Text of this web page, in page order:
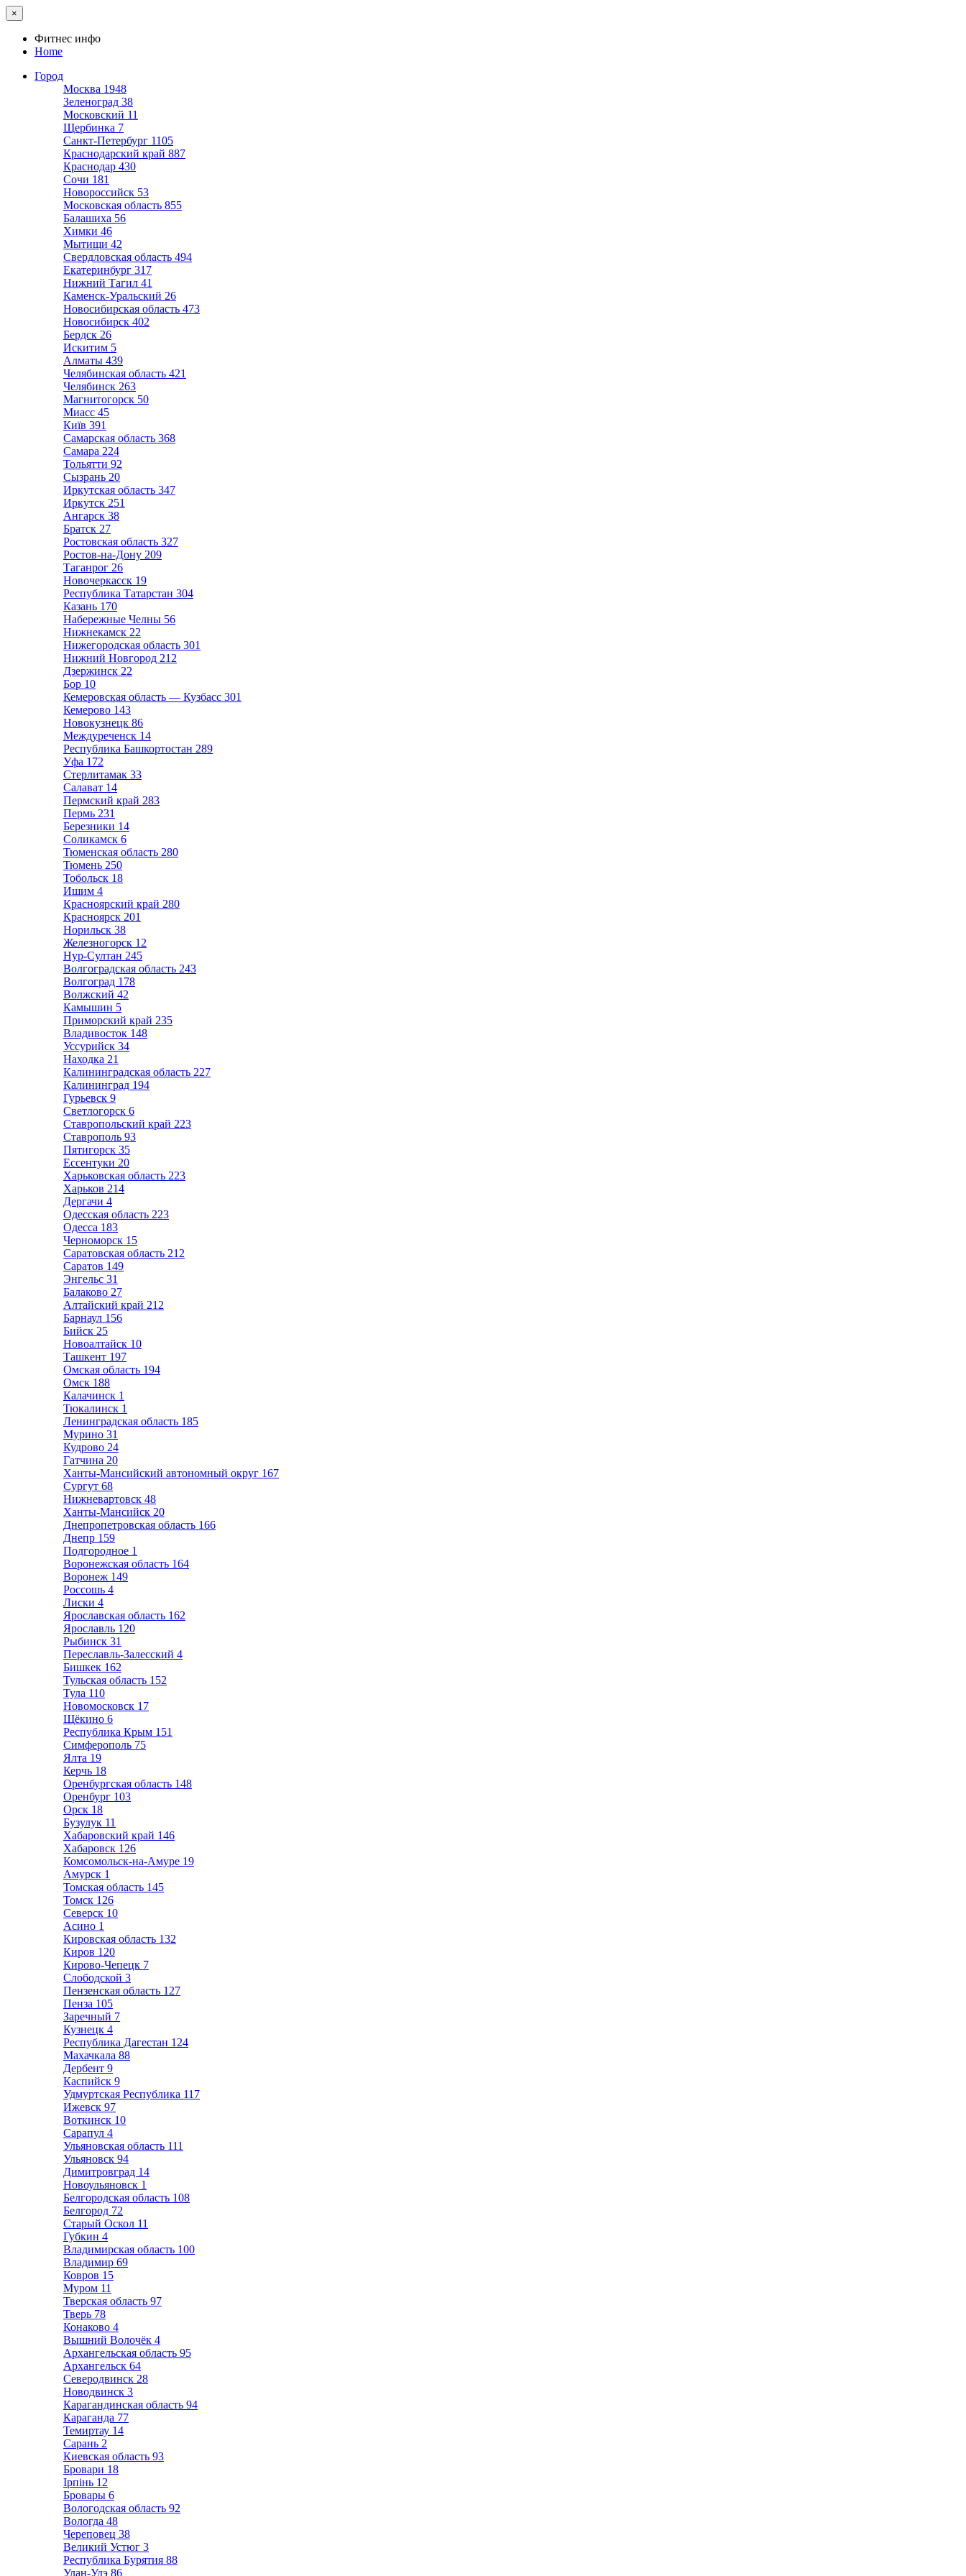
×
Фитнес инфо
Home
Город
Москва 1948
Зеленоград 38
Московский 11
Щербинка 7
Санкт-Петербург 1105
Краснодарский край 887
Краснодар 430
Сочи 181
Новороссийск 53
Московская область 855
Балашиха 56
Химки 46
Мытищи 42
Свердловская область 494
Екатеринбург 317
Нижний Тагил 41
Каменск-Уральский 26
Новосибирская область 473
Новосибирск 402
Бердск 26
Искитим 5
Алматы 439
Челябинская область 421
Челябинск 263
Магнитогорск 50
Миасс 45
Київ 391
Самарская область 368
Самара 224
Тольятти 92
Сызрань 20
Иркутская область 347
Иркутск 251
Ангарск 38
Братск 27
Ростовская область 327
Ростов-на-Дону 209
Таганрог 26
Новочеркасск 19
Республика Татарстан 304
Казань 170
Набережные Челны 56
Нижнекамск 22
Нижегородская область 301
Нижний Новгород 212
Дзержинск 22
Бор 10
Кемеровская область — Кузбасс 301
Кемерово 143
Новокузнецк 86
Междуреченск 14
Республика Башкортостан 289
Уфа 172
Стерлитамак 33
Салават 14
Пермский край 283
Пермь 231
Березники 14
Соликамск 6
Тюменская область 280
Тюмень 250
Тобольск 18
Ишим 4
Красноярский край 280
Красноярск 201
Норильск 38
Железногорск 12
Нур-Султан 245
Волгоградская область 243
Волгоград 178
Волжский 42
Камышин 5
Приморский край 235
Владивосток 148
Уссурийск 34
Находка 21
Калининградская область 227
Калининград 194
Гурьевск 9
Светлогорск 6
Ставропольский край 223
Ставрополь 93
Пятигорск 35
Ессентуки 20
Харьковская область 223
Харьков 214
Дергачи 4
Одесская область 223
Одесса 183
Черноморск 15
Саратовская область 212
Саратов 149
Энгельс 31
Балаково 27
Алтайский край 212
Барнаул 156
Бийск 25
Новоалтайск 10
Ташкент 197
Омская область 194
Омск 188
Калачинск 1
Тюкалинск 1
Ленинградская область 185
Мурино 31
Кудрово 24
Гатчина 20
Ханты-Мансийский автономный округ 167
Сургут 68
Нижневартовск 48
Ханты-Мансийск 20
Днепропетровская область 166
Днепр 159
Подгородное 1
Воронежская область 164
Воронеж 149
Россошь 4
Лиски 4
Ярославская область 162
Ярославль 120
Рыбинск 31
Переславль-Залесский 4
Бишкек 162
Тульская область 152
Тула 110
Новомосковск 17
Щёкино 6
Республика Крым 151
Симферополь 75
Ялта 19
Керчь 18
Оренбургская область 148
Оренбург 103
Орск 18
Бузулук 11
Хабаровский край 146
Хабаровск 126
Комсомольск-на-Амуре 19
Амурск 1
Томская область 145
Томск 126
Северск 10
Асино 1
Кировская область 132
Киров 120
Кирово-Чепецк 7
Слободской 3
Пензенская область 127
Пенза 105
Заречный 7
Кузнецк 4
Республика Дагестан 124
Махачкала 88
Дербент 9
Каспийск 9
Удмуртская Республика 117
Ижевск 97
Воткинск 10
Сарапул 4
Ульяновская область 111
Ульяновск 94
Димитровград 14
Новоульяновск 1
Белгородская область 108
Белгород 72
Старый Оскол 11
Губкин 4
Владимирская область 100
Владимир 69
Ковров 15
Муром 11
Тверская область 97
Тверь 78
Конаково 4
Вышний Волочёк 4
Архангельская область 95
Архангельск 64
Северодвинск 28
Новодвинск 3
Карагандинская область 94
Караганда 77
Темиртау 14
Сарань 2
Киевская область 93
Бровари 18
Ірпінь 12
Бровары 6
Вологодская область 92
Вологда 48
Череповец 38
Великий Устюг 3
Республика Бурятия 88
Улан-Удэ 86